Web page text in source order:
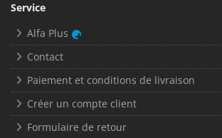
Service
Alfa Plus
Contact
Paiement et conditions de livraison
Créer un compte client
Formulaire de retour